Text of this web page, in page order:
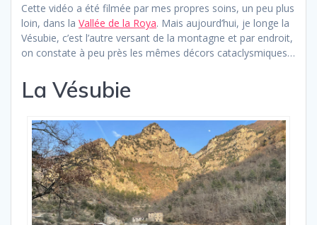
Cette vidéo a été filmée par mes propres soins, un peu plus
loin, dans la Vallée de la Roya. Mais aujourd’hui, je longe la
Vésubie, c’est l’autre versant de la montagne et par endroit,
on constate à peu près les mêmes décors cataclysmiques…
La Vésubie